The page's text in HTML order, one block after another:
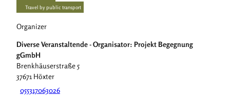
Travel by public transport
Organizer
Diverse Veranstaltende - Organisator: Projekt Begegnung
gGmbH
Brenkhäuserstraße 5
37671 Höxter
055317063026